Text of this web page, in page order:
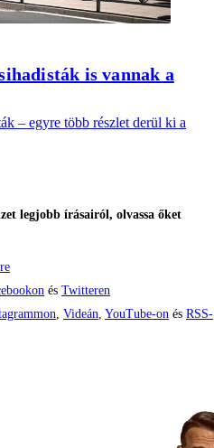
is vannak a
– egyre több részlet derül ki a
legjobb írásairól, olvassa őket
és Twitteren
Videán YouTube-on és RSS-